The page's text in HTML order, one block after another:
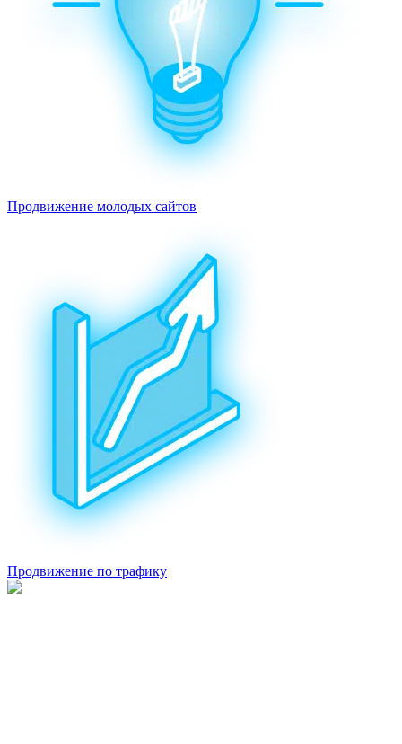
Продвижение молодых сайтов
Продвижение по трафику